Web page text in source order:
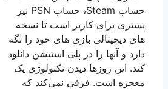
حساب Steam، حساب PSN نیز
بستری برای کاربر است تا نسخه
های دیجیتالی بازی های خود را نگه
دارد و آنها را در پلی استیشن دانلود
کند. این روزها دیدن تکنولوژی یک
معجزه است. فرقی نمی‌کند که